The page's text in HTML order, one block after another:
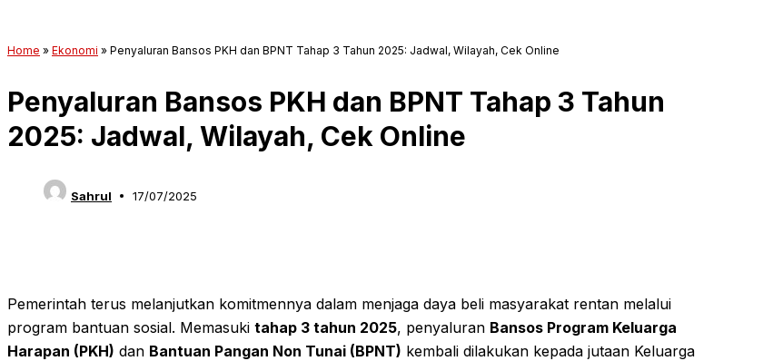
Home » Ekonomi » Penyaluran Bansos PKH dan BPNT Tahap 3 Tahun 2025: Jadwal, Wilayah, Cek Online
Penyaluran Bansos PKH dan BPNT Tahap 3 Tahun
2025: Jadwal, Wilayah, Cek Online
Sahrul 17/07/2025
Pemerintah terus melanjutkan komitmennya dalam menjaga daya beli masyarakat rentan melalui
program bantuan sosial. Memasuki tahap 3 tahun 2025, penyaluran Bansos Program Keluarga
Harapan (PKH) dan Bantuan Pangan Non Tunai (BPNT) kembali dilakukan kepada jutaan Keluarga